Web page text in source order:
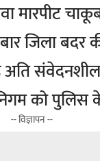
मारपीट
जिला बदर
संवेदनशील
को पुलिस
-- विज्ञापन --